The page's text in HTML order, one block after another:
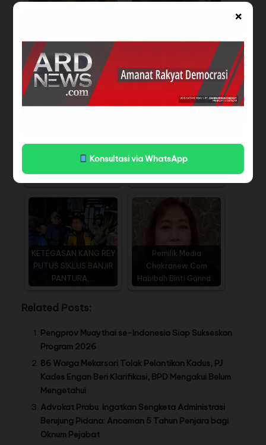
×
Konsultasi via WhatsApp
KERUNTUHAN PROFESI
ADVOKAT' :
Kriminalisasi Advokat…
Destinasi Wisata…
Cantik, ya? "Cantik!"
Wanita 16 Tahun di
Pengadilan…
KETEGASAN KANG REY
PUTUS SIKLUS BANJIR
PANTURA,…
Pemilik Media
Chakranew.Com
Habibah Binti Ganna…
Related Posts:
Pengprov Muaythai se-Indonesia Siap Sukseskan
Program 2026
86 Warga Mekarsari Tolak Pelantikan Kadus, PJ
Kades Engan Beri Klarifikasi, BPD Mengakui Belum
Mengetahui
Advokat Prabu Ingatkan Sengketa Administrasi
Berujung Pidana: Ancaman 5 Tahun Penjara bagi
Oknum Pejabat